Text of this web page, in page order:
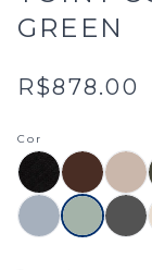
GREEN
R$878.00
Cor